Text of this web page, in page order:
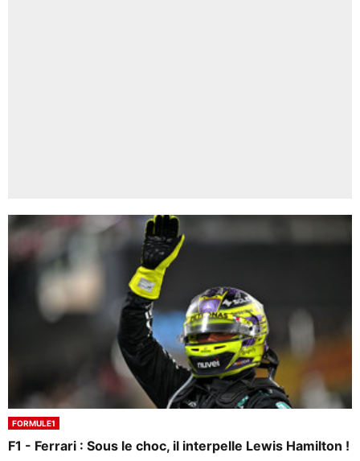
FORMULE1
F1 - Ferrari : Sous le choc, il interpelle Lewis Hamilton !